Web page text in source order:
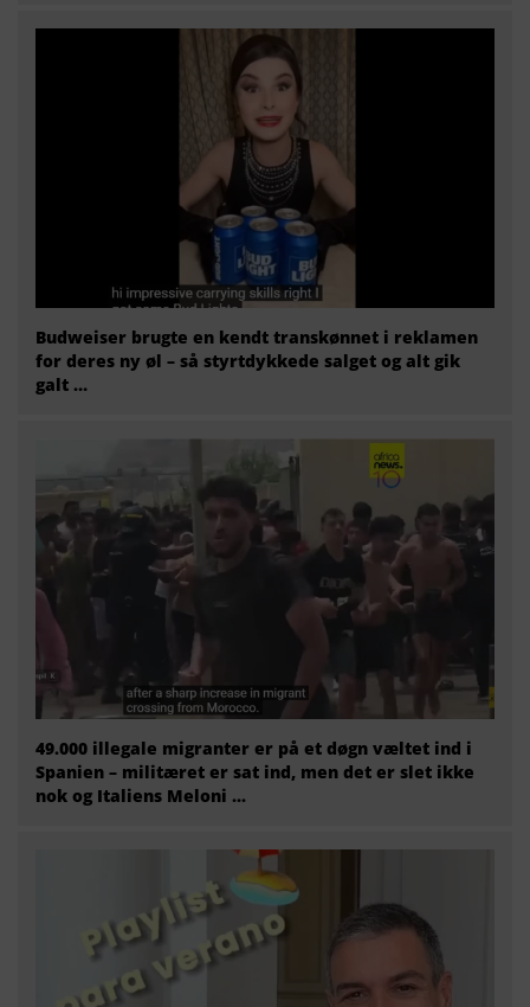
Budweiser brugte en kendt transkønnet i reklamen
for deres ny øl – så styrtdykkede salget og alt gik
galt …
49.000 illegale migranter er på et døgn væltet ind i
Spanien – militæret er sat ind, men det er slet ikke
nok og Italiens Meloni ...